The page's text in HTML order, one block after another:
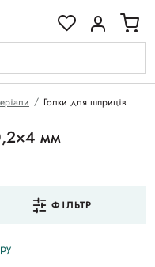
Голки для шприців
мм
ФІЛЬТР